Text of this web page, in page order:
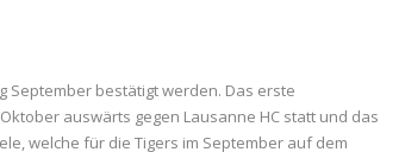
September bestätigt werden. Das erste
auswärts gegen Lausanne HC statt und das
welche für die Tigers im September auf dem